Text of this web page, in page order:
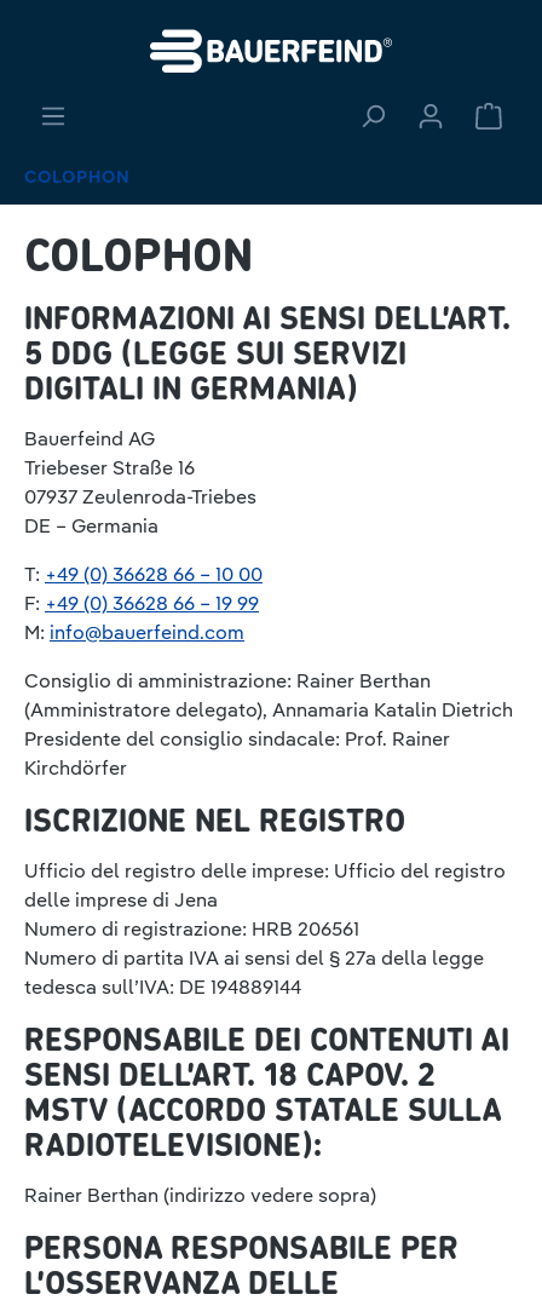
Il
COLOPHON
COLOPHON
INFORMAZIONI AI SENSI DELL’ART.
5 DDG (LEGGE SUI SERVIZI
DIGITALI IN GERMANIA)
Bauerfeind AG
Triebeser Straße 16
07937 Zeulenroda-Triebes
DE – Germania
T: +49 (0) 36628 66 – 10 00
F: +49 (0) 36628 66 – 19 99
M: info@bauerfeind.com
Consiglio di amministrazione: Rainer Berthan
(Amministratore delegato), Annamaria Katalin Dietrich
Presidente del consiglio sindacale: Prof. Rainer
Kirchdörfer
ISCRIZIONE NEL REGISTRO
Ufficio del registro delle imprese: Ufficio del registro
delle imprese di Jena
Numero di registrazione: HRB 206561
Numero di partita IVA ai sensi del § 27a della legge
tedesca sull’IVA: DE 194889144
RESPONSABILE DEI CONTENUTI AI
SENSI DELL’ART. 18 CAPOV. 2
MSTV (ACCORDO STATALE SULLA
RADIOTELEVISIONE):
Rainer Berthan (indirizzo vedere sopra)
PERSONA RESPONSABILE PER
L’OSSERVANZA DELLE